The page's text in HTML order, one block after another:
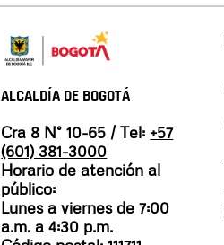
ALCALDÍA DE BOGOTÁ
Cra 8 N° 10-65 / Tel: +57
(601) 381-3000
Horario de atención al
público:
Lunes a viernes de 7:00
a.m. a 4:30 p.m.